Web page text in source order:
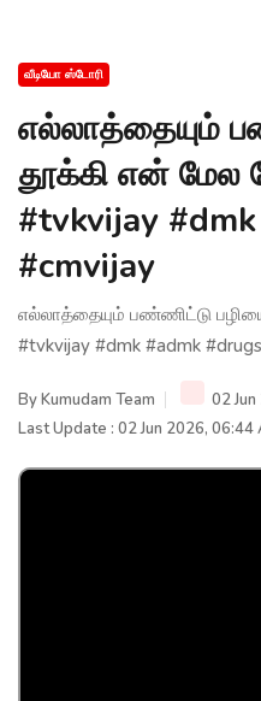
வீடியோ ஸ்டோரி
எல்லாத்தையும்
தூக்கி என் மேல
#tvkvijay
#cmvijay
எல்லாத்தையும் பண்ணிட்டு
#tvkvijay #dmk #admk
ByKumudam Team
02
Last Update : 02 Jun 2026, 06:44